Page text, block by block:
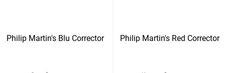
Philip Martin's Blu Corrector Philip Martin's Red Corrector